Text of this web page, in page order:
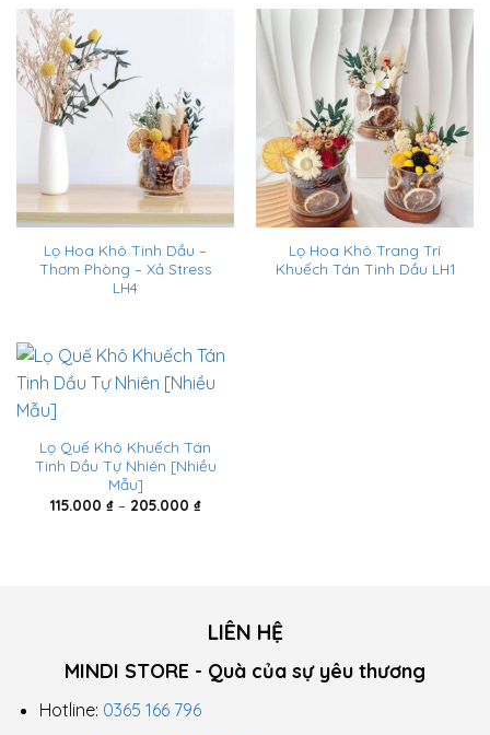
284.000 ₫
Lọ Hoa Khô Tinh Dầu –
Thơm Phòng – Xả Stress
LH4
Lọ Hoa Khô Trang Trí
Khuếch Tán Tinh Dầu LH1
Lọ Quế Khô Khuếch Tán
Tinh Dầu Tự Nhiên [Nhiều
Mẫu]
115.000 ₫ – 205.000 ₫Khoảng
LIÊN HỆ
MINDI STORE - Quà của sự yêu thương
Hotline: 0365 166 796